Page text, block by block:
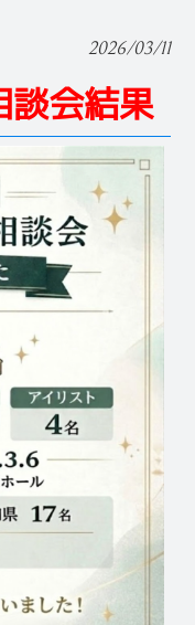
2026/03/11
談会結果